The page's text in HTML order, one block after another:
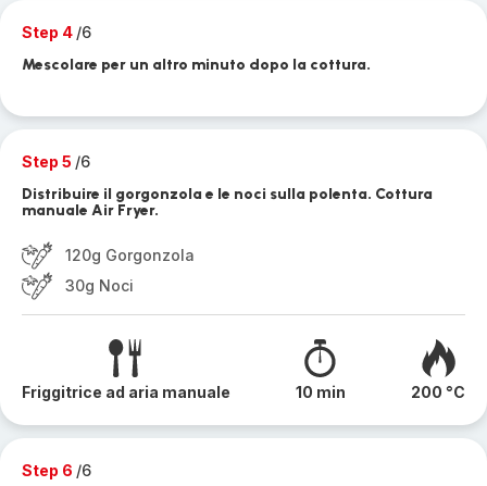
Step 4 /6
Mescolare per un altro minuto dopo la cottura.
Step 5 /6
Distribuire il gorgonzola e le noci sulla polenta. Cottura
manuale Air Fryer.
120g Gorgonzola
30g Noci
Friggitrice ad aria manuale 10 min 200 °C
Step 6 /6